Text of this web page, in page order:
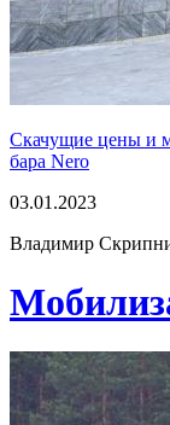
Скачущие цены и
бара Nero
03.01.2023
Владимир